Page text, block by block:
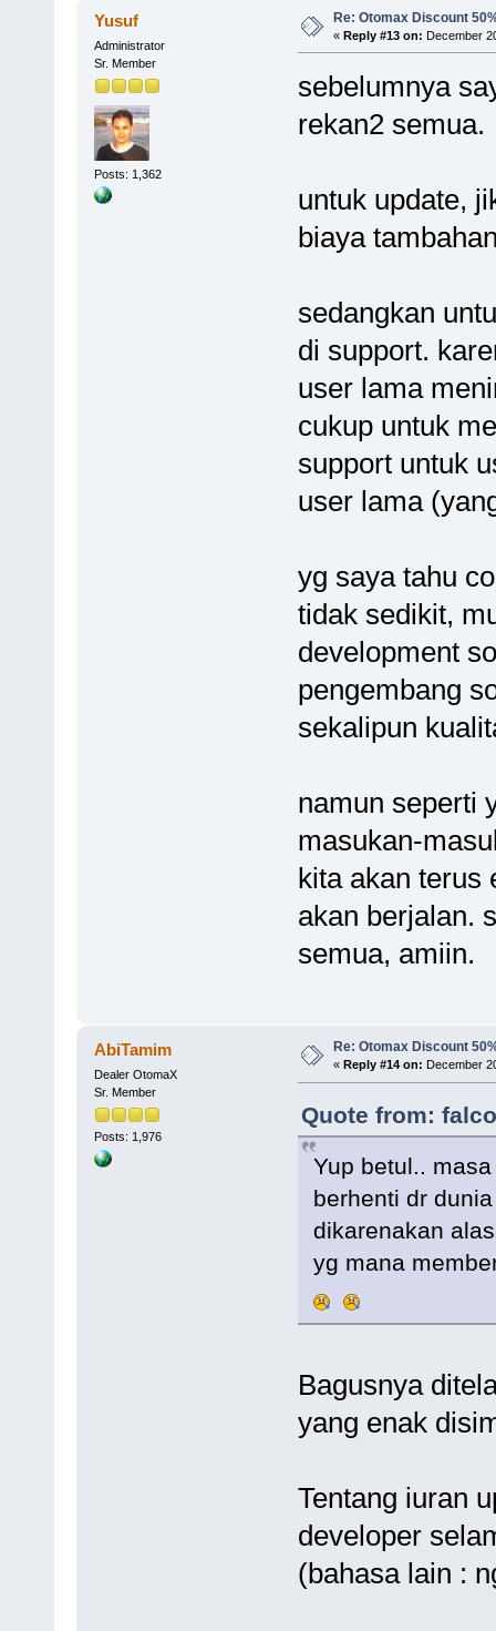
Yusuf
Administrator
Sr. Member
Posts: 1,362
Re: Otomax Discount
« Reply #13 on: December
sebelumnya
rekan2 semua.
untuk update,
biaya
sedangkan
di support.
user lama
cukup untuk
support untuk
user lama
yg saya tahu
tidak sedikit,
development
pengembang
sekalipun
namun seperti
masukan-
kita akan terus
akan berjalan.
semua, amiin.
AbiTamim
Dealer OtomaX
Sr. Member
Posts: 1,976
Re: Otomax Discount
« Reply #14 on: December
Quote from:
Yup betul..
berhenti dr
dikarenakan
yg mana
Bagusnya
yang enak
Tentang iuran
developer
(bahasa lain :